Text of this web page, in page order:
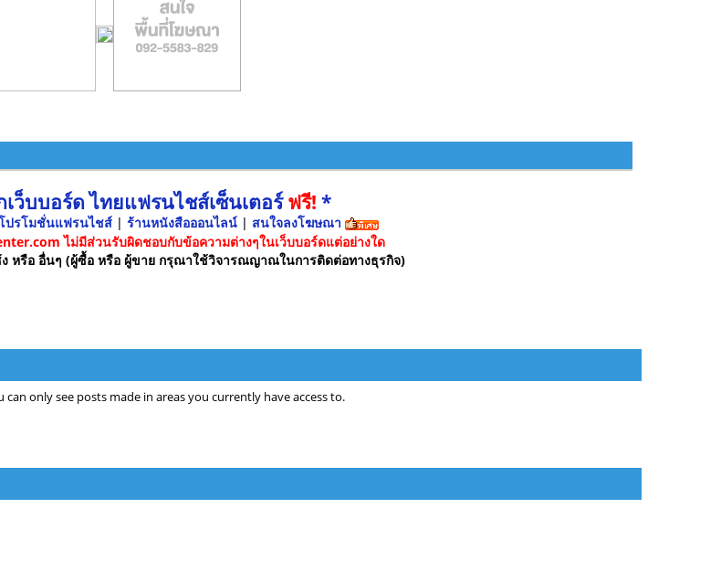
ว็บบอร์ด ไทยแฟรนไชส์เซ็นเตอร์ฟรี! *
ปรโมชั่นแฟรนไชส์ | ร้านหนังสือออนไลน์ | สนใจลงโฆษณา
ไม่มีส่วนรับผิดชอบกับข้อความต่างๆในเว็บบอร์ดแต่อย่างใด
ง หรือ อื่นๆ (ผู้ซื้อ หรือ ผู้ขาย กรุณาใช้วิจารณญาณในการติดต่อทางธุรกิจ)
only see posts made in areas you currently have access to.